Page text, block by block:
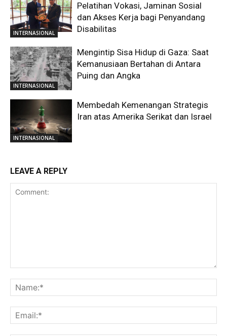
INTERNASIONAL
Pelatihan Vokasi, Jaminan Sosial
dan Akses Kerja bagi Penyandang
Disabilitas
INTERNASIONAL
Mengintip Sisa Hidup di Gaza: Saat
Kemanusiaan Bertahan di Antara
Puing dan Angka
INTERNASIONAL
Membedah Kemenangan Strategis
Iran atas Amerika Serikat dan Israel
LEAVE A REPLY